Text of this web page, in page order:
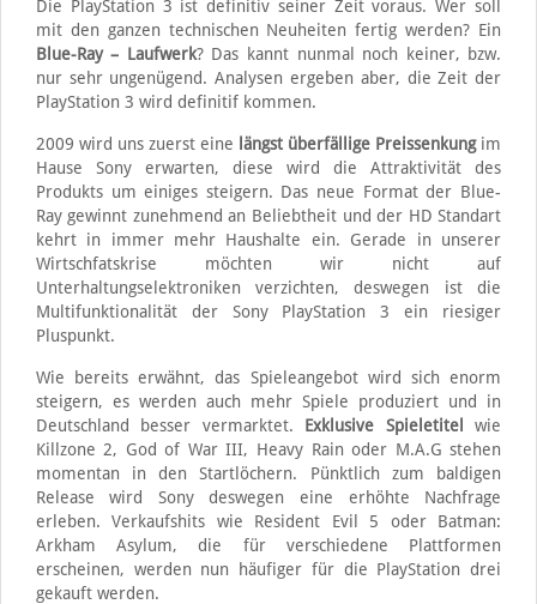
Die PlayStation 3 ist definitiv seiner Zeit voraus. Wer soll
mit den ganzen technischen Neuheiten fertig werden? Ein
Blue-Ray – Laufwerk? Das kannt nunmal noch keiner, bzw.
nur sehr ungenügend. Analysen ergeben aber, die Zeit der
PlayStation 3 wird definitif kommen.
2009 wird uns zuerst eine längst überfällige Preissenkungim
Hause Sony erwarten, diese wird die Attraktivität des
Produkts um einiges steigern. Das neue Format der Blue-
Ray gewinnt zunehmend an Beliebtheit und der HD Standart
kehrt in immer mehr Haushalte ein. Gerade in unserer
Wirtschfatskrise möchten wir nicht auf
Unterhaltungselektroniken verzichten, deswegen ist die
Multifunktionalität der Sony PlayStation 3 ein riesiger
Pluspunkt.
Wie bereits erwähnt, das Spieleangebot wird sich enorm
steigern, es werden auch mehr Spiele produziert und in
Deutschland besser vermarktet. Exklusive Spieletitel
wie
Killzone 2, God of War III, Heavy Rain oder M.A.G stehen
momentan in den Startlöchern. Pünktlich zum baldigen
Release wird Sony deswegen eine erhöhte Nachfrage
erleben. Verkaufshits wie Resident Evil 5 oder Batman:
Arkham Asylum, die für verschiedene Plattformen
erscheinen, werden nun häufiger für die PlayStation drei
gekauft werden.